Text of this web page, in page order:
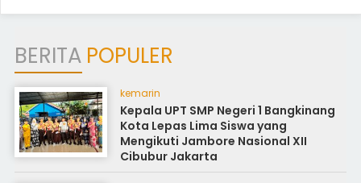
BERITA POPULER
kemarin
Kepala UPT SMP Negeri 1 Bangkinang
Kota Lepas Lima Siswa yang
Mengikuti Jambore Nasional XII
Cibubur Jakarta